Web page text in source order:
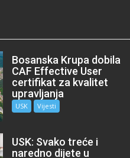
Bosanska Krupa dobila
CAF Effective User
certifikat za kvalitet
upravljanja
USK Vijesti
USK: Svako treće i
naredno dijete u